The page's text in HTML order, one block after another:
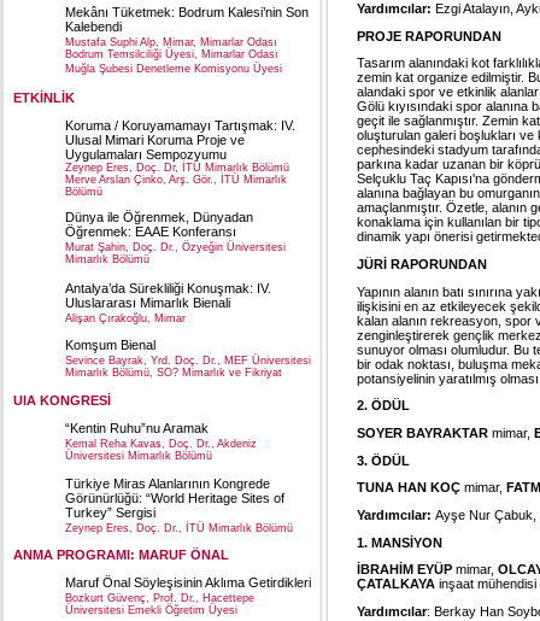
Mekânı Tüketmek: Bodrum Kalesi’nin Son
Kalebendi
Mustafa Suphi Alp, Mimar, Mimarlar Odası
Bodrum Temsilciliği Üyesi, Mimarlar Odası
Muğla Şubesi Denetleme Komisyonu Üyesi
ETKİNLİK
Koruma / Koruyamamayı Tartışmak: IV.
Ulusal Mimari Koruma Proje ve
Uygulamaları Sempozyumu
Zeynep Eres, Doç. Dr, İTÜ Mimarlık Bölümü
Merve Arslan Çinko, Arş. Gör., İTÜ Mimarlık
Bölümü
Dünya ile Öğrenmek, Dünyadan
Öğrenmek: EAAE Konferansı
Murat Şahin, Doç. Dr., Özyeğin Üniversitesi
Mimarlık Bölümü
Antalya’da Sürekliliği Konuşmak: IV.
Uluslararası Mimarlık Bienali
Alişan Çırakoğlu, Mimar
Komşum Bienal
Sevince Bayrak, Yrd. Doç. Dr., MEF Üniversitesi
Mimarlık Bölümü, SO? Mimarlık ve Fikriyat
UIA KONGRESİ
“Kentin Ruhu”nu Aramak
Kemal Reha Kavas, Doç. Dr., Akdeniz
Üniversitesi Mimarlık Bölümü
Türkiye Miras Alanlarının Kongrede
Görünürlüğü: “World Heritage Sites of
Turkey” Sergisi
Zeynep Eres, Doç. Dr., İTÜ Mimarlık Bölümü
ANMA PROGRAMI: MARUF ÖNAL
Maruf Önal Söyleşisinin Aklıma Getirdikleri
Bozkurt Güvenç, Prof. Dr., Hacettepe
Üniversitesi Emekli Öğretim Üyesi
Yardımcılar: Ezgi Atalayın,
PROJE RAPORUNDAN
Tasarım alanındaki kot
zemin kat organize edilmiştir.
alandaki spor ve etkinlik
Gölü kıyısındaki spor alanına
geçit ile sağlanmıştır. Zemin
oluşturulan galeri boşlukları ve
cephesindeki stadyum
parkına kadar uzanan bir
Selçuklu Taç Kapısı'na
alanına bağlayan bu
amaçlanmıştır. Özetle, alanın
konaklama için kullanılan bir
dinamik yapı önerisi
JÜRİ RAPORUNDAN
Yapının alanın batı sınırına
ilişkisini en az etkileyecek
kalan alanın rekreasyon, spor
zenginleştirerek gençlik
sunuyor olması olumludur. Bu
bir odak noktası, buluşma
potansiyelinin yaratılmış
2. ÖDÜL
SOYER BAYRAKTAR mimar,
3. ÖDÜL
TUNA HAN KOÇ mimar,
Yardımcılar: Ayşe Nur Çabuk,
1. MANSİYON
İBRAHİM EYÜP mimar,
ÇATALKAYA inşaat mühendisi
Yardımcılar: Berkay Han